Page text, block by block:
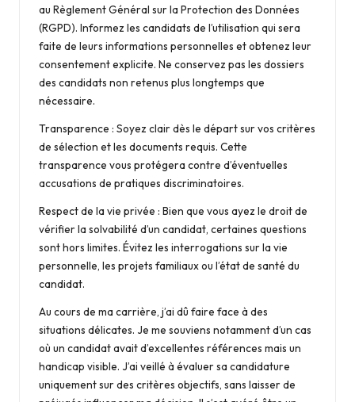
au Règlement Général sur la Protection des Données
(RGPD). Informez les candidats de l’utilisation qui sera
faite de leurs informations personnelles et obtenez leur
consentement explicite. Ne conservez pas les dossiers
des candidats non retenus plus longtemps que
nécessaire.
Transparence : Soyez clair dès le départ sur vos critères
de sélection et les documents requis. Cette
transparence vous protégera contre d’éventuelles
accusations de pratiques discriminatoires.
Respect de la vie privée : Bien que vous ayez le droit de
vérifier la solvabilité d’un candidat, certaines questions
sont hors limites. Évitez les interrogations sur la vie
personnelle, les projets familiaux ou l’état de santé du
candidat.
Au cours de ma carrière, j’ai dû faire face à des
situations délicates. Je me souviens notamment d’un cas
où un candidat avait d’excellentes références mais un
handicap visible. J’ai veillé à évaluer sa candidature
uniquement sur des critères objectifs, sans laisser de